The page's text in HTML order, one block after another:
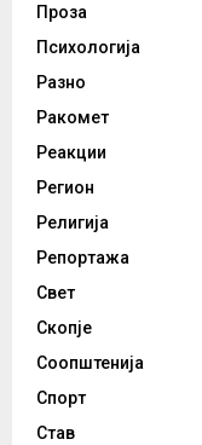
Проза
Психологија
Разно
Ракомет
Реакции
Регион
Религија
Репортажа
Свет
Скопје
Соопштенија
Спорт
Став